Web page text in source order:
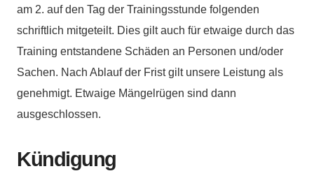
am 2. auf den Tag der Trainingsstunde folgenden
schriftlich mitgeteilt. Dies gilt auch für etwaige durch das
Training entstandene Schäden an Personen und/oder
Sachen. Nach Ablauf der Frist gilt unsere Leistung als
genehmigt. Etwaige Mängelrügen sind dann
ausgeschlossen.
Kündigung